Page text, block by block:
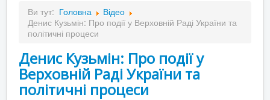
Ви тут: Головна
Відео
Денис Кузьмін: Про події у Верховній Раді України та
політичні процеси
Денис Кузьмін: Про події у
Верховній Раді України та
політичні процеси